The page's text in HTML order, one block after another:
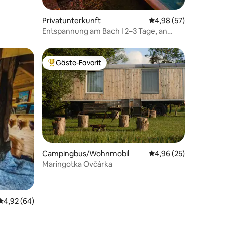
Privatunterkunft Durchschnittliche
4,98 (57)
Entspannung am Bach I 2–3 Tage, an
Bewertungen
Bewertung: 4,92 von 5, 64 Bewertungen
4,92 (64)
Beliebter Gäste-Favorit.
Gäste-Favorit
Campingbus/Wohnmobil Durchschnittliche
4,96 (25)
Maringotka Ovčárka